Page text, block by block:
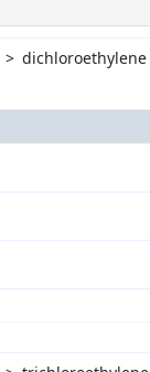
dichloroethylene